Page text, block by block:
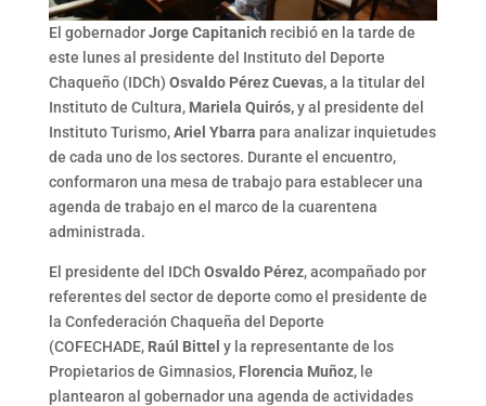
El gobernadorJorge Capitanich recibió en la tarde de
este lunes al presidente del Instituto del Deporte
Chaqueño (IDCh) Osvaldo Pérez Cuevas,a la titular del
Instituto de Cultura, Mariela Quirós,y al presidente del
Instituto Turismo,Ariel Ybarra para analizar inquietudes
de cada uno de los sectores. Durante el encuentro,
conformaron una mesa de trabajo para establecer una
agenda de trabajo en el marco de la cuarentena
administrada.
El presidente del IDCh Osvaldo Pérez, acompañado por
referentes del sector de deporte como el presidente de
la Confederación Chaqueña del Deporte
(COFECHADE, Raúl Bittel y la representante de los
Propietarios de Gimnasios, Florencia Muñoz, le
plantearon al gobernador una agenda de actividades